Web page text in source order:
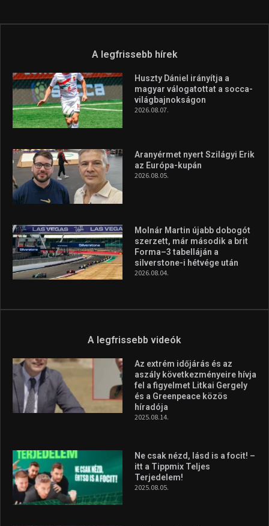
A legfrissebb hírek
Huszty Dániel irányítja a
magyar válogatottat a socca-
világbajnokságon
2026.08.07.
Aranyérmet nyert Szilágyi Erik
az Európa-kupán
2026.08.05.
Molnár Martin újabb dobogót
szerzett, már második a brit
Forma–3 tabelláján a
silverstone-i hétvége után
2026.08.04.
A legfrissebb videók
Az extrém időjárás és az
aszály következményeire hívja
fel a figyelmet Litkai Gergely
és a Greenpeace közös
híradója
2025.08.14.
Ne csak nézd, lásd is a focit! –
itt a Tippmix Teljes
Terjedelem!
2025.08.05.